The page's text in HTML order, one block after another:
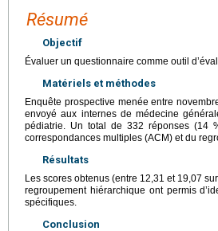
Résumé
Objectif
Évaluer un questionnaire comme outil
Matériels et méthodes
Enquête prospective menée entre
envoyé aux internes de médecine
pédiatrie. Un total de 332 réponses (14
correspondances multiples (ACM) et du
Résultats
Les scores obtenus (entre 12,31 et 19,07
regroupement hiérarchique ont permis
spécifiques.
Conclusion